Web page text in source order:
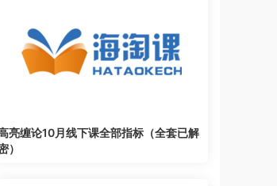
亮缠论10月线下课全部指标（全套已解
）